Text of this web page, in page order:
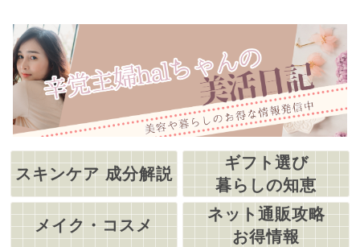
スキンケア 成分解説
ギフト選び
暮らしの知恵
メイク・コスメ
ネット通販攻略
お得情報